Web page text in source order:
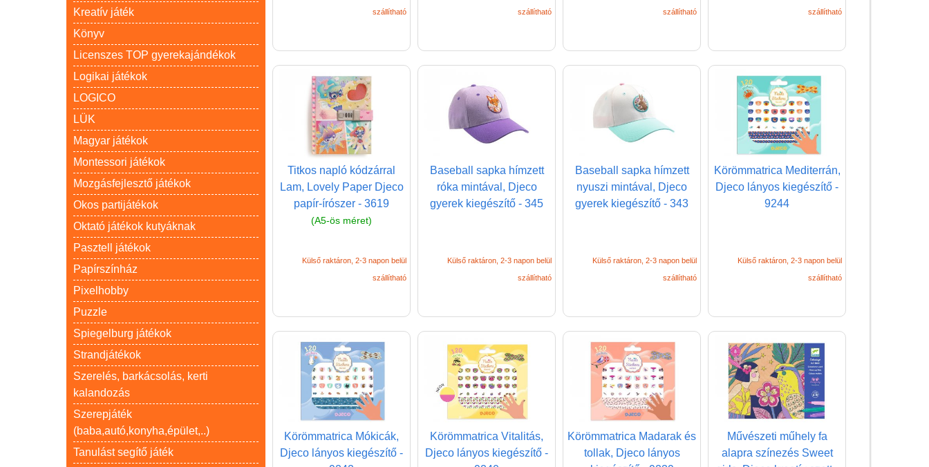
Kreatív játék
Könyv
Licenszes TOP gyerekajándékok
Logikai játékok
LOGICO
LÜK
Magyar játékok
Montessori játékok
Mozgásfejlesztő játékok
Okos partijátékok
Oktató játékok kutyáknak
Pasztell játékok
Papírszínház
Pixelhobby
Puzzle
Spiegelburg játékok
Strandjátékok
Szerelés, barkácsolás, kerti
kalandozás
Szerepjáték
(baba,autó,konyha,épület,..)
Tanulást segítő játék
szállítható szállítható szállítható szállítható
Titkos napló kódzárral
Lam, Lovely Paper Djeco
papír-írószer - 3619
(A5-ös méret)
Külső raktáron, 2-3 napon belül
szállítható
Baseball sapka hímzett
róka mintával, Djeco
gyerek kiegészítő - 345
Külső raktáron, 2-3 napon belül
szállítható
Baseball sapka hímzett
nyuszi mintával, Djeco
gyerek kiegészítő - 343
Külső raktáron, 2-3 napon belül
szállítható
Körömmatrica Mediterrán,
Djeco lányos kiegészítő -
9244
Külső raktáron, 2-3 napon belül
szállítható
Körömmatrica Mókicák,
Djeco lányos kiegészítő -
Körömmatrica Vitalitás,
Djeco lányos kiegészítő -
Körömmatrica Madarak és
tollak, Djeco lányos
Művészeti műhely fa
alapra színezés Sweet
Oktató játékok kutyáknak
Papírszínház
Pixelhobby
Puzzle
Spiegelburg játékok
Szerelés, barkácsolás, kerti
kalandozás
Tanulást segítő játék
Tudományos játék
Úti játékok, Utazó játékok
Ügyességi játékok
CSAK NÁLUNK - Egyedi
játékok